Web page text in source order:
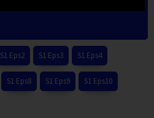
S1 Eps2 S1 Eps3 S1 Eps4
S1 Eps8 S1 Eps9 S1 Eps10